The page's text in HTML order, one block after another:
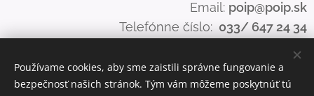
Email: poip@poip.sk
Telefónne číslo: 033/ 647 24 34
Cookies
Používame cookies, aby sme zaistili správne fungovanie a
bezpečnosť našich stránok. Tým vám môžeme poskytnúť tú